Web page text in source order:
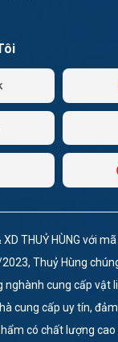
XD THUỶ HÙNG với
Thuỷ Hùng
cung cấp vật
cung cấp uy tín,
có chất lượng